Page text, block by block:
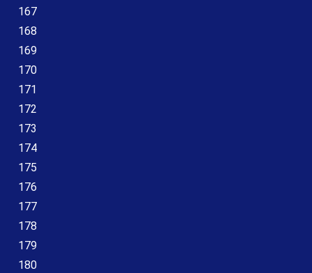
167
168
169
170
171
172
173
174
175
176
177
178
179
180